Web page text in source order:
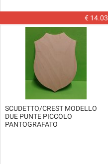
€ 14.03
SCUDETTO/CREST MODELLO
DUE PUNTE PICCOLO
PANTOGRAFATO